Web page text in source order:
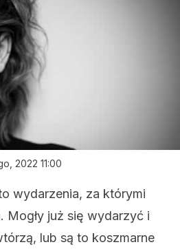
2022 11:00
wydarzenia, za którymi
Mogły już się wydarzyć i
lub są to koszmarne